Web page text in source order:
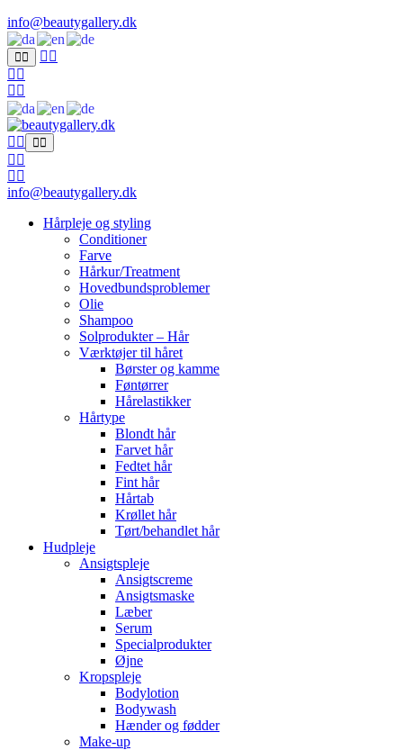
info@beautygallery.dk
info@beautygallery.dk
Hårpleje og styling
Conditioner
Farve
Hårkur/Treatment
Hovedbundsproblemer
Olie
Shampoo
Solprodukter – Hår
Værktøjer til håret
Børster og kamme
Føntørrer
Hårelastikker
Hårtype
Blondt hår
Farvet hår
Fedtet hår
Fint hår
Hårtab
Krøllet hår
Tørt/behandlet hår
Hudpleje
Ansigtspleje
Ansigtscreme
Ansigtsmaske
Læber
Serum
Specialprodukter
Øjne
Kropspleje
Bodylotion
Bodywash
Hænder og fødder
Make-up